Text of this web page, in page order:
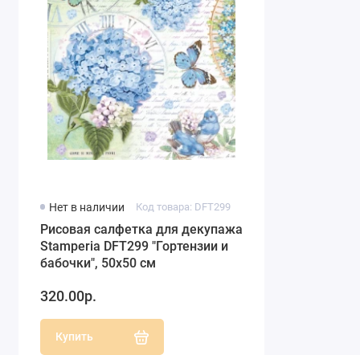
Нет в наличии Код товара: DFT299
Рисовая салфетка для декупажа
Stamperia DFT299 "Гортензии и
бабочки", 50х50 см
320.00р.
Купить